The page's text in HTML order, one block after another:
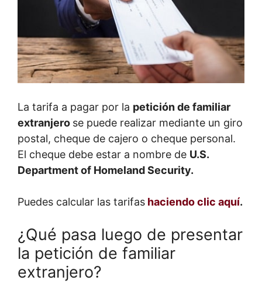
La tarifa a pagar por la petición de familiar
extranjero se puede realizar mediante un giro
postal, cheque de cajero o cheque personal.
El cheque debe estar a nombre de U.S.
Department of Homeland Security.
Puedes calcular las tarifas haciendo clic aquí.
¿Qué pasa luego de presentar
la petición de familiar
extranjero?